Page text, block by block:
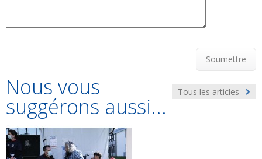
Soumettre
Tous les articles
Nous vous
suggérons aussi...